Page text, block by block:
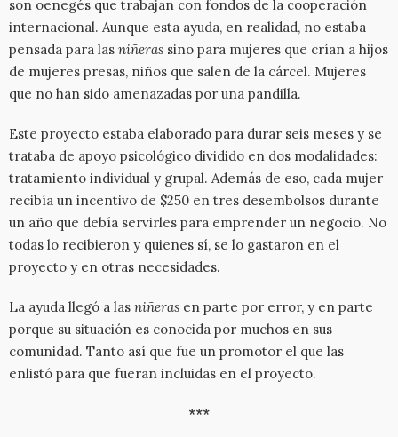
son oenegés que trabajan con fondos de la cooperación
internacional. Aunque esta ayuda, en realidad, no estaba
pensada para las niñeras sino para mujeres que crían a hijos
de mujeres presas, niños que salen de la cárcel. Mujeres
que no han sido amenazadas por una pandilla.
Este proyecto estaba elaborado para durar seis meses y se
trataba de apoyo psicológico dividido en dos modalidades:
tratamiento individual y grupal. Además de eso, cada mujer
recibía un incentivo de $250 en tres desembolsos durante
un año que debía servirles para emprender un negocio. No
todas lo recibieron y quienes sí, se lo gastaron en el
proyecto y en otras necesidades.
La ayuda llegó a las niñeras en parte por error, y en parte
porque su situación es conocida por muchos en sus
comunidad. Tanto así que fue un promotor el que las
enlistó para que fueran incluidas en el proyecto.
***